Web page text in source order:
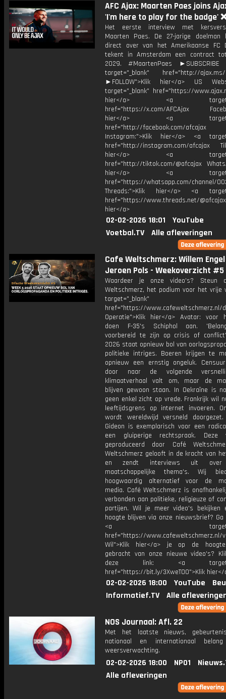
AFC Ajax: Maarten Paes joins
'I'm here to play for the badge'
Het eerste interview met
Maarten Paes. De 27-jarige doelman
direct over van het Amerikaanse FC
tekent in Amsterdam een contract
2029. #MaartenPaes ►SUBSCRIBE
target="_blank" href="http://ajax.ms/
►FOLLOW">Klik hier</a> US
target="_blank" href="https://
hier</a> <a
href="https://x.com/AFCAjax
hier</a> <a
href="http://facebook.com/afcajax
Instagram:">Klik hier</a> <a
href="http://instagram.com/afcajax
hier</a> <a
href="http://tiktok.com/@afcajax
hier</a> <a
href="https://whatsapp.com/channel/
Threads:">Klik hier</a> <a
href="https://www.threads.net/
hier</a>
02-02-2026 18:01
YouTube
Voetbal.TV
Alle afleveringen
Cafe Weltschmerz: Willem
Jeroen Pols - Weekoverzicht #5
Waardeer je onze video's? Steun
Weltschmerz, het podium voor het vrije
target="_blank"
href="https://www.cafeweltschmerz.nl/
Operatie">Klik hier</a> Avatar: voor
doen F-35's Schiphol aan.
voorbereid te zijn op crisis of
2026 staat opnieuw bol van
politieke intriges. Boeren krijgen te
opnieuw een ernstig ongeluk.
door naar de volgende
klimaatverhaal valt om, maar de
blijven gewoon staan. In Oekraïne is
geen enkel zicht op vrede. Frankrijk wil
leeftijdsgrens op internet invoeren.
wordt wereldwijd versneld
Gideon is exemplarisch voor een
een gluiperige rechtspraak.
geproduceerd door Café
Weltschmerz gelooft in de kracht van
en zendt interviews uit over
maatschappelijke thema's. Wij
hoogwaardig alternatief voor de
media. Café Weltschmerz is
verbonden aan politieke, religieuze of
partijen. Wil je meer video's bekijken
hoogte blijven via onze nieuwsbrief? Ga
<a
href="https://www.cafeweltschmerz.nl/
Wil">Klik hier</a> je op de
gebracht van onze nieuwe video's?
deze link: <a
href="https://bit.ly/3XweTO0">Klik hier</
02-02-2026 18:00 YouTube
Informatief.TV
Alle
NOS Journaal: Afl. 22
Met het laatste nieuws,
nationaal en internationaal
weersverwachting.
02-02-2026 18:00 NPO1
Alle afleveringen